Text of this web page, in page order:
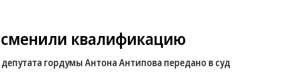
сменили квалификацию
гордумы Антона Антипова передано в суд